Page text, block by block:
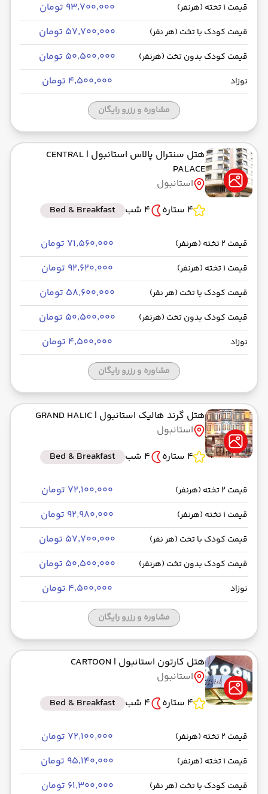
قیمت 1 تخته (هرنفر) ۹۳٬۷۰۰٬۰۰۰ تومان
قیمت کودک با تخت (هر نفر) ۵۷٬۷۰۰٬۰۰۰ تومان
قیمت کودک بدون تخت (هرنفر) ۵۰٬۵۰۰٬۰۰۰ تومان
نوزاد ۴٬۵۰۰٬۰۰۰ تومان
مشاوره و رزرو رایگان
هتل سنترال پالاس استانبول | CENTRAL
PALACE
استانبول
4 ستاره
4 شب Bed & Breakfast
قیمت 2 تخته (هرنفر) ۷۱٬۵۶۰٬۰۰۰ تومان
قیمت 1 تخته (هرنفر) ۹۲٬۶۲۰٬۰۰۰ تومان
قیمت کودک با تخت (هر نفر) ۵۸٬۶۰۰٬۰۰۰ تومان
قیمت کودک بدون تخت (هرنفر) ۵۰٬۵۰۰٬۰۰۰ تومان
نوزاد ۴٬۵۰۰٬۰۰۰ تومان
مشاوره و رزرو رایگان
هتل گرند هالیک استانبول | GRAND HALIC
استانبول
4 ستاره
4 شب Bed & Breakfast
قیمت 2 تخته (هرنفر) ۷۲٬۱۰۰٬۰۰۰ تومان
قیمت 1 تخته (هرنفر) ۹۲٬۹۸۰٬۰۰۰ تومان
قیمت کودک با تخت (هر نفر) ۵۷٬۷۰۰٬۰۰۰ تومان
قیمت کودک بدون تخت (هرنفر) ۵۰٬۵۰۰٬۰۰۰ تومان
نوزاد ۴٬۵۰۰٬۰۰۰ تومان
مشاوره و رزرو رایگان
هتل کارتون استانبول | CARTOON
استانبول
4 ستاره
4 شب Bed & Breakfast
قیمت 2 تخته (هرنفر) ۷۲٬۱۰۰٬۰۰۰ تومان
قیمت 1 تخته (هرنفر) ۹۵٬۱۴۰٬۰۰۰ تومان
قیمت کودک با تخت (هر نفر) ۶۱٬۳۰۰٬۰۰۰ تومان